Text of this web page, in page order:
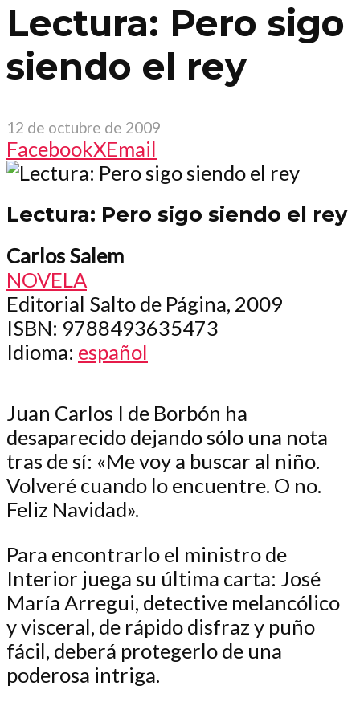
Lectura: Pero sigo
siendo el rey
12 de octubre de 2009
FacebookXEmail
Lectura: Pero sigo siendo el rey
Carlos Salem
NOVELA
Editorial Salto de Página, 2009
ISBN: 9788493635473
Idioma: español
Juan Carlos I de Borbón ha
desaparecido dejando sólo una nota
tras de sí: «Me voy a buscar al niño.
Volveré cuando lo encuentre. O no.
Feliz Navidad».
Para encontrarlo el ministro de
Interior juega su última carta: José
María Arregui, detective melancólico
y visceral, de rápido disfraz y puño
fácil, deberá protegerlo de una
poderosa intriga.